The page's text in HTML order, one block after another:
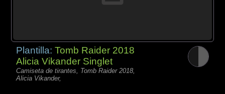
Plantilla:Tomb Raider 2018
Alicia Vikander Singlet
Camiseta de tirantes, Tomb Raider 2018,
Alicia Vikander,